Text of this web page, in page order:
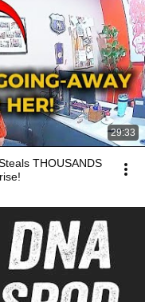
29:33
THOUSANDS